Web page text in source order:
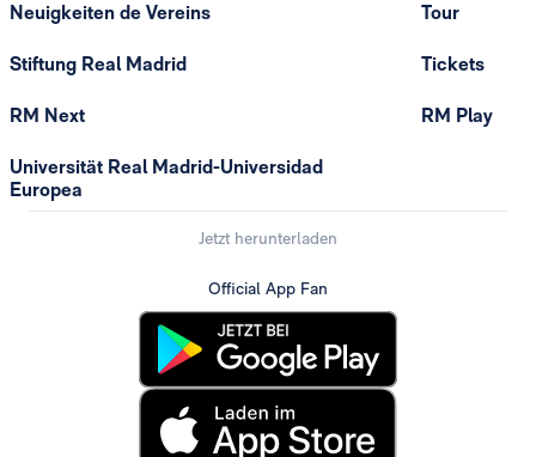
Neuigkeiten de Vereins
Stiftung Real Madrid
RM Next
Universität Real Madrid-Universidad
Europea
Tour
Tickets
RM Play
Jetzt herunterladen
Official App Fan